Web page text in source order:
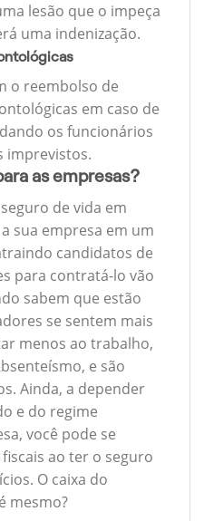
lesão que o impeça
uma indenização.
o reembolso de
em caso de
os funcionários
imprevistos.
as empresas?
de vida em
sua empresa em um
candidatos de
para contratá-lo vão
sabem que estão
se sentem mais
menos ao trabalho,
e são
Ainda, a depender
e do regime
você pode se
ao ter o seguro
O caixa do
mesmo?